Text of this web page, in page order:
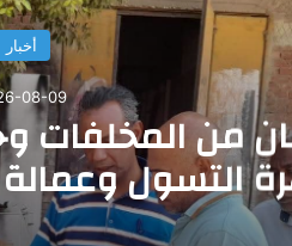
أخبار
08-09
من
التسول